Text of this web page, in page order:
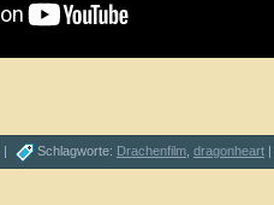
| Schlagworte: Drachenfilm dragonheart |